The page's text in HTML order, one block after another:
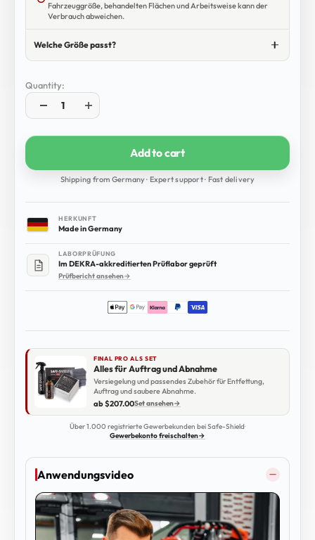
Fahrzeuggröße, behandelten Flächen und Arbeitsweise kann der
Verbrauch abweichen.
Welche Größe passt?
Quantity:
Add to cart
Shipping from Germany · Expert support · Fast delivery
HERKUNFT
Made in Germany
LABORPRÜFUNG
Im DEKRA-akkreditierten Prüflabor geprüft
Prüfbericht ansehen→
FINAL PRO ALS SET
Alles für Auftrag und Abnahme
Versiegelung und passendes Zubehör für Entfettung,
Auftrag und saubere Abnahme.
ab $207.00Set ansehen→
Über 1.000 registrierte Gewerbekunden bei Safe-Shield·
Gewerbekonto freischalten→
Anwendungsvideo